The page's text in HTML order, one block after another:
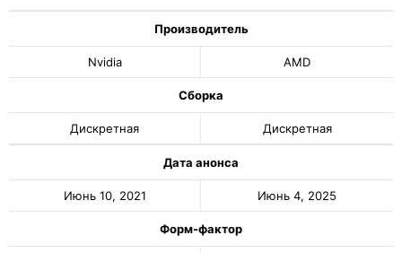
Производитель
Nvidia AMD
Сборка
Дискретная Дискретная
Дата анонса
Июнь 10, 2021 Июнь 4, 2025
Форм-фактор